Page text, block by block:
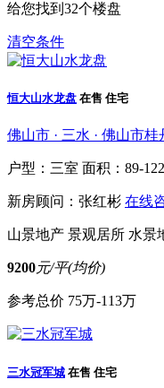
给您找到 32个楼盘
清空条件
恒大山水龙盘 在售 住宅
佛山市 · 三水 · 佛山市
户型：三室 面积：89-
新房顾问：张红彬 在线
山景地产 景观居所 水景
9200元/平(均价)
参考总价 75万-113万
三水冠军城 在售 住宅